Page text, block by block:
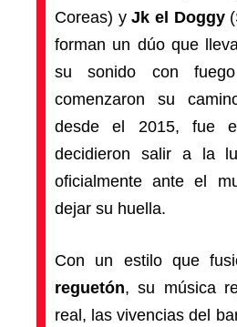
Coreas) yJk el Doggy
forman un dúo que
su sonido con
comenzaron su
desde el 2015, fue
decidieron salir a la
oficialmente ante el
dejar su huella.
Con un estilo que
reguetón, su música
real, las vivencias del